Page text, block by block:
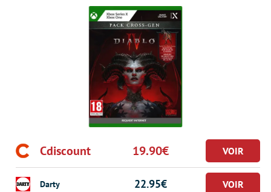
Cdiscount 19.90€
Darty 22.95€